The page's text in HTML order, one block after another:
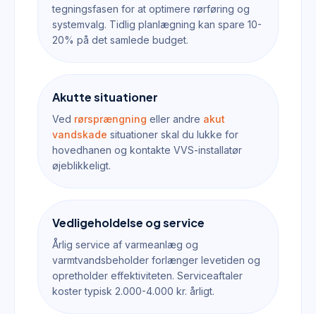
tegningsfasen for at optimere rørføring og
systemvalg. Tidlig planlægning kan spare 10-
20% på det samlede budget.
Akutte situationer
Ved rørsprængning eller andre akut
vandskade situationer skal du lukke for
hovedhanen og kontakte VVS-installatør
øjeblikkeligt.
Vedligeholdelse og service
Årlig service af varmeanlæg og
varmtvandsbeholder forlænger levetiden og
opretholder effektiviteten. Serviceaftaler
koster typisk 2.000-4.000 kr. årligt.